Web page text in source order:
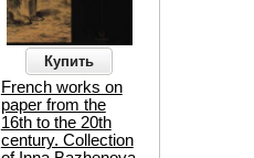
Купить
French works on
paper from the
16th to the 20th
century. Collection